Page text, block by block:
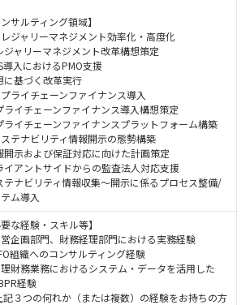
ンサルティング領域】
レジャリーマネジメント効率化・高度化
ジャリーマネジメント改革構想策定
導入におけるPMO支援
に基づく改革実行
プライチェーンファイナンス導入
ライチェーンファイナンス導入構想策定
ライチェーンファイナンスプラットフォーム構築
ステナビリティ情報開示の態勢構築
開示および保証対応に向けた計画策定
イアントサイドからの監査法人対応支援
テナビリティ情報収集～開示に係るプロセス整備/
ム導入
要な経験・スキル等】
営企画部門、財務経理部門における実務経験
組織へのコンサルティング経験
理財務業務におけるシステム・データを活用した
経験
３つの何れか（または複数）の経験をお持ちの方